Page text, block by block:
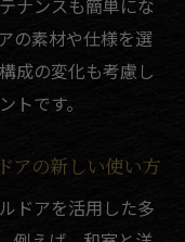
ラルドア体験
コミサイトの
ナンスも簡単にな
の素材や仕様を選
成の変化も考慮し
トです。
アの新しい使い方
ドアを活用した多